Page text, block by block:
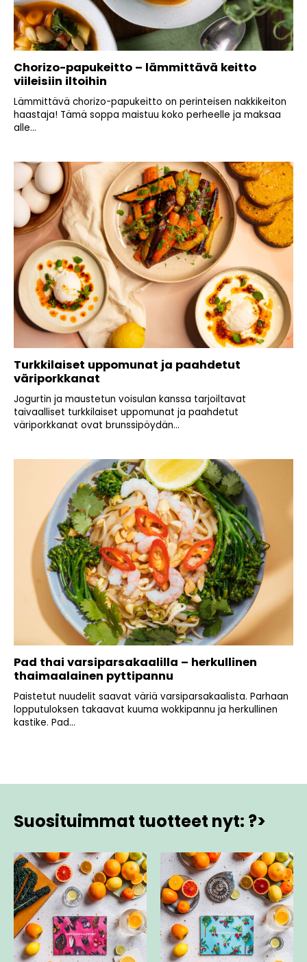
Chorizo-papukeitto – lämmittävä keitto
viileisiin iltoihin
Lämmittävä chorizo-papukeitto on perinteisen nakkikeiton
haastaja! Tämä soppa maistuu koko perheelle ja maksaa
alle...
Turkkilaiset uppomunat ja paahdetut
väriporkkanat
Jogurtin ja maustetun voisulan kanssa tarjoiltavat
taivaalliset turkkilaiset uppomunat ja paahdetut
väriporkkanat ovat brunssipöydän...
Pad thai varsiparsakaalilla – herkullinen
thaimaalainen pyttipannu
Paistetut nuudelit saavat väriä varsiparsakaalista. Parhaan
lopputuloksen takaavat kuuma wokkipannu ja herkullinen
kastike. Pad...
Suosituimmat tuotteet nyt: ?>